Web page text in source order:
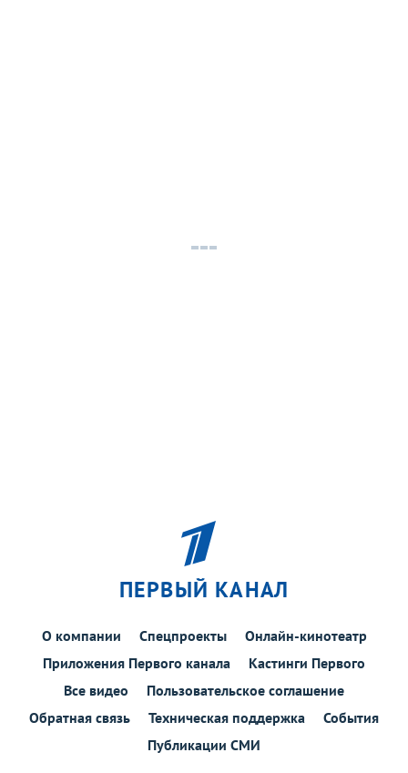
ПЕРВЫЙ КАНАЛ
О компании Спецпроекты
Онлайн-кинотеатр
Приложения Первого канала
Кастинги Первого
Все видео
Пользовательское соглашение
Обратная связь
Техническая поддержка
События
Публикации СМИ